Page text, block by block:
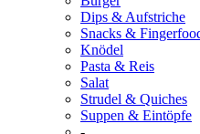
Dips & Aufstriche
Snacks &
Knödel
Pasta & Reis
Salat
Strudel & Quiches
Suppen & Eintöpfe